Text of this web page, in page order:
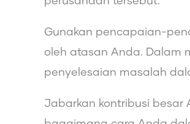
Gunakan pencapaian-
oleh atasan Anda. Dalam
penyelesaian masalah
Jabarkan kontribusi besar